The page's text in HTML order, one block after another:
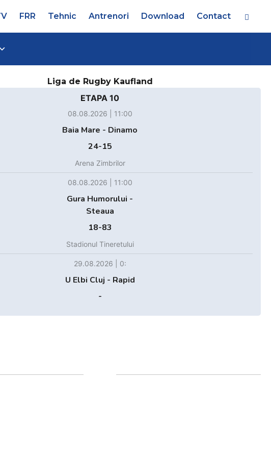
FRR Tehnic Antrenori Download Contact
Liga de Rugby Kaufland
ETAPA 10
08.08.2026 | 11:00
Baia Mare - Dinamo
24-15
Arena Zimbrilor
08.08.2026 | 11:00
Gura Humorului -
Steaua
18-83
Stadionul Tineretului
29.08.2026 | 0:
U Elbi Cluj - Rapid
-